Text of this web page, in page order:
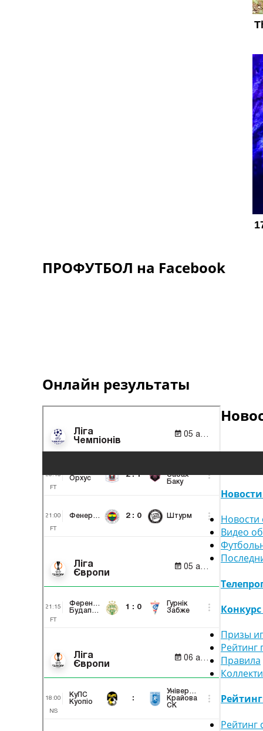
ПРОФУТБОЛ на Facebook
Онлайн результаты
Новости
Видео
Призы
Рейтинг
Правила
Рейтинг